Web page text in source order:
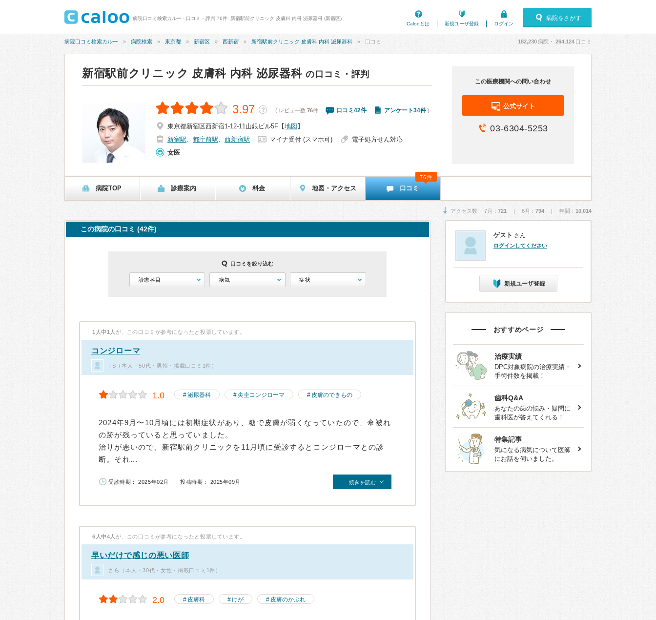
病院口コミ検索カルー - 口コミ・評判 76件: 新宿駅前クリニック 皮膚科 内科 泌尿器科 (新宿区)
Calooとは
新規ユーザ登録 ログイン
病院をさがす
病院口コミ検索カルー 病院検索 東京都 新宿区 西新宿 新宿駅前クリニック 皮膚科 内科 泌尿器科 口コミ 182,230病院・ 264,124 口コミ
新宿駅前クリニック 皮膚科 内科 泌尿器科 の口コミ・評判
3.97 ？ ( レビュー数 76件… 口コミ 42件 アンケート34件)
東京都新宿区西新宿1-12-11山銀ビル5F 【地図 】
新宿駅、 都庁前駅、 西新宿駅 マイナ受付 (スマホ可)
電子処方せん対応
女医
この医療機関への問い合わせ
公式サイト
03-6304-5253
病院TOP 診療案内 料金 地図・アクセス 口コミ
76件
アクセス数 7月： 721 | 6月： 794 | 年間： 10,014
この病院の口コミ (42件)
口コミを絞り込む
1人中1人 が、この口コミが参考になったと投票しています。
コンジローマ
TS（本人・50代・男性・掲載口コミ1件）
1.0 泌尿器科 尖圭コンジローマ 皮膚のできもの
2024年9月〜10月頃には初期症状があり、糖で皮膚が弱くなっていたので、傘被れ
の跡が残っていると思っていました。
治りが悪いので、新宿駅前クリニックを11月頃に受診するとコンジローマとの診
断。それ...
受診時期： 2025年02月 投稿時期： 2025年09月 続きを読む
6人中4人 が、この口コミが参考になったと投票しています。
早いだけで感じの悪い医師
さら（本人・30代・女性・掲載口コミ1件）
2.0 皮膚科 けが 皮膚のかぶれ
ゲスト さん
ログインしてください
新規ユーザ登録
おすすめページ
治療実績
DPC対象病院の治療実績・
手術件数を掲載！
歯科Q&A
あなたの歯の悩み・疑問に
歯科医が答えてくれる！
特集記事
気になる病気について医師
にお話を伺いました。